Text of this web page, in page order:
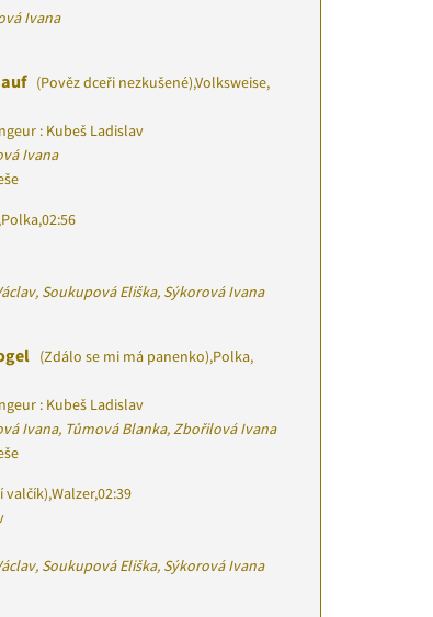
Ivana
(Pověz dceři nezkušené),Volksweise,
: Kubeš Ladislav
Ivana
,Polka,02:56
Soukupová Eliška, Sýkorová Ivana
(Zdálo se mi má panenko),Polka,
: Kubeš Ladislav
Ivana, Tůmová Blanka, Zbořilová Ivana
valčík),Walzer,02:39
Soukupová Eliška, Sýkorová Ivana